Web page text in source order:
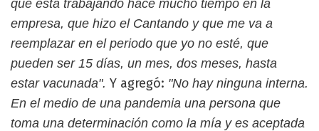
que está trabajando hace mucho tiempo en la
empresa, que hizo el Cantando y que me va a
reemplazar en el periodo que yo no esté, que
pueden ser 15 días, un mes, dos meses, hasta
estar vacunada". Y agregó: "No hay ninguna interna.
En el medio de una pandemia una persona que
toma una determinación como la mía y es aceptada